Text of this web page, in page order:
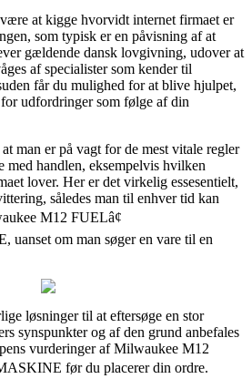
at kigge hvorvidt internet firmaet er
som typisk er en påvisning af at
gældende dansk lovgivning, udover at
af specialister som kender til
får du mulighed for at blive hjulpet,
udfordringer som følge af din
man er på vagt for de mest vitale regler
med handlen, eksempelvis hvilken
lover. Her er det virkelig essesentielt,
således man til enhver tid kan
M12 FUELâ¢
om man søger en vare til en
løsninger til at eftersøge en stor
synspunkter og af den grund anbefales
vurderinger af Milwaukee M12
før du placerer din ordre.